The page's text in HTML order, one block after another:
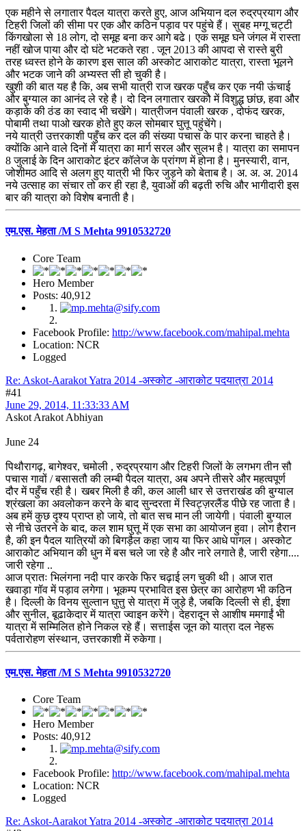
एक महीने से लगातार पैदल यात्रा करते हुए, आज अभियान दल रुद्रप्रयाग और
टिहरी जिलों की सीमा पर एक और कठिन पड़ाव पर पहुंचे हैं। सुबह मग्गू चट्टी
किंगखोला से 18 लोग, दो समूह बना कर आगे बढे। एक समूह घने जंगल में रास्ता
नहीं खोज पाया और दो घंटे भटकते रहा . जून 2013 की आपदा से रास्ते बुरी
तरह ध्वस्त होने के कारण इस साल की अस्कोट आराकोट यात्रा, रास्ता भूलने
और भटक जाने की अभ्यस्त सी हो चुकी है।
खुशी की बात यह है कि, अब सभी यात्री राज खरक पहुँच कर एक नयी ऊंचाई
और बुग्याल का आनंद ले रहे है। दो दिन लगातार खरकौ में विशुद्ध छांछ, हवा और
कड़ाके की ठंड का स्वाद भी चखेंगे। यात्रीजन पंवाली खरक , दोफंद खरक,
पोबामी तथा पाओ खरक होते हुए कल सोमबार घुत्तू पहुंचेंगे।
नये यात्री उत्तरकाशी पहुँच कर दल की संख्या पचास के पार करना चाहते है।
क्योंकि आने वाले दिनों में यात्रा का मार्ग सरल और सुलभ है। यात्रा का समापन
8 जुलाई के दिन आराकोट इंटर कॉलेज के प्रांगण में होना है। मुनस्यारी, वान,
जोशीमठ आदि से अलग हुए यात्री भी फिर जुड़ने को बेताब है। अ. अ. अ. 2014
नये उत्साह का संचार तो कर ही रहा है, युवाओं की बढ़ती रुचि और भागीदारी इस
बार की यात्रा को विशेष बनाती है।
एम.एस. मेहता /M S Mehta 9910532720
Core Team
Hero Member
Posts: 40,912
Facebook Profile: http://www.facebook.com/mahipal.mehta
Location: NCR
Logged
Re: Askot-Aarakot Yatra 2014 -अस्कोट -आराकोट पदयात्रा 2014
#41
June 29, 2014, 11:33:33 AM
Askot Arakot Abhiyan
June 24
पिथौरागढ़, बागेश्वर, चमोली , रुद्रप्रयाग और टिहरी जिलों के लगभग तीन सौ
पचास गावों / बसासतौ की लम्बी पैदल यात्रा, अब अपने तीसरे और महत्वपूर्ण
दौर में पहुँच रही है। खबर मिली है की, कल आली धार से उत्तराखंड की बुग्याल
श्रंखला का अवलोकन करने के बाद सुन्दरता में स्विट्ज़रलैंड पीछे रह जाता है।
अब हमें कुछ दृश्य प्राप्त हो जाये, तो बात सच मान ली जायेगी। पंवाली बुग्याल
से नीचे उतरने के बाद, कल शाम घुत्तू में एक सभा का आयोजन हुवा। लोग हैरान
है, की इन पैदल यात्रियों को बिगड़ैल कहा जाय या फिर आधे पागल। अस्कोट
आराकोट अभियान की धुन में बस चले जा रहे है और नारे लगाते है, जारी रहेगा....
जारी रहेगा ..
आज प्रातः भिलंगना नदी पार करके फिर चढ़ाई लग चुकी थी। आज रात
खवाड़ा गॉव में पड़ाव लगेगा। भूकम्प प्रभावित इस छेत्र का आरोहण भी कठिन
है। दिल्ली के विनय सुल्तान घुत्तु से यात्रा में जुड़े है, जबकि दिल्ली से ही, ईशा
और सुनील, बूढाकेदार में यात्रा ज्वाइन करेंगे। देहरादून से आशीष ममगाईं भी
यात्रा में सम्मिलित होने निकल रहे हैं। सत्ताईस जून को यात्रा दल नेहरू
पर्वतारोहण संस्थान, उत्तरकाशी में रुकेगा।
एम.एस. मेहता /M S Mehta 9910532720
Core Team
Hero Member
Posts: 40,912
Facebook Profile: http://www.facebook.com/mahipal.mehta
Location: NCR
Logged
Re: Askot-Aarakot Yatra 2014 -अस्कोट -आराकोट पदयात्रा 2014